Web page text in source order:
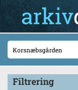
Filtrering